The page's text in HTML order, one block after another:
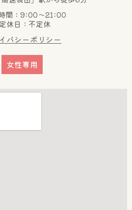
間：9:00～21:00
定休日：不定休
バシーポリシー
女性専用